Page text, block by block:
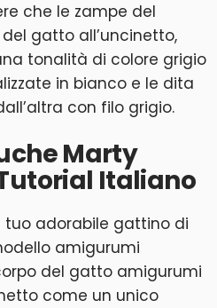
che le zampe del
gatto all’uncinetto,
tonalità di colore grigio
in bianco e le dita
con filo grigio.
Marty
Italiano
adorabile gattino di
amigurumi
del gatto amigurumi
come un unico